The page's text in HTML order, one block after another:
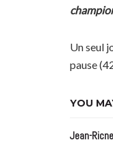
Un seul
pause
YOU
Jean-